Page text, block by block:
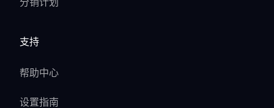
支持
帮助中心
设置指南